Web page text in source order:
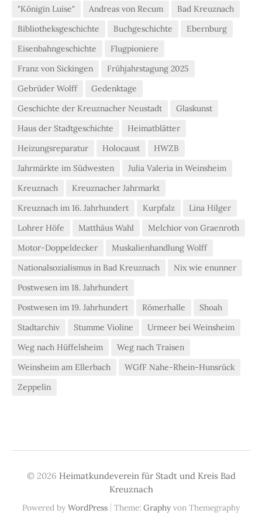
"Königin Luise" Andreas von Recum
Bad Kreuznach
Bibliotheksgeschichte
Buchgeschichte
Ebernburg
Eisenbahngeschichte
Flugpioniere
Franz von Sickingen
Frühjahrstagung 2025
Gebrüder Wolff
Gedenktage
Geschichte der Kreuznacher Neustadt
Glaskunst
Haus der Stadtgeschichte
Heimatblätter
Heizungsreparatur
Holocaust
HWZB
Jahrmärkte im Südwesten
Julia Valeria in Weinsheim
Kreuznach
Kreuznacher Jahrmarkt
Kreuznach im 16. Jahrhundert
Kurpfalz
Lina Hilger
Lohrer Höfe
Matthäus Wahl
Melchior von Graenroth
Motor-Doppeldecker
Muskalienhandlung Wolff
Nationalsozialismus in Bad Kreuznach
Nix wie enunner
Postwesen im 18. Jahrhundert
Postwesen im 19. Jahrhundert
Römerhalle
Shoah
Stadtarchiv
Stumme Violine
Urmeer bei Weinsheim
Weg nach Hüffelsheim
Weg nach Traisen
Weinsheim am Ellerbach
WGfF Nahe-Rhein-Hunsrück
Zeppelin
© 2026 Heimatkundeverein für Stadt und Kreis Bad
Kreuznach
Powered by WordPress | Theme: Graphy von Themegraphy